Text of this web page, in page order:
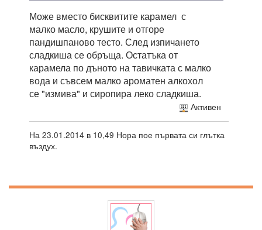
Може вместо бисквитите карамел с
малко масло, крушите и отгоре
пандишпаново тесто. След изпичането
сладкиша се обръща. Остатъка от
карамела по дъното на тавичката с малко
вода и съвсем малко ароматен алкохол
се "измива" и сиропира леко сладкиша.
Активен
На 23.01.2014 в 10,49 Нора пое първата си глътка
въздух.